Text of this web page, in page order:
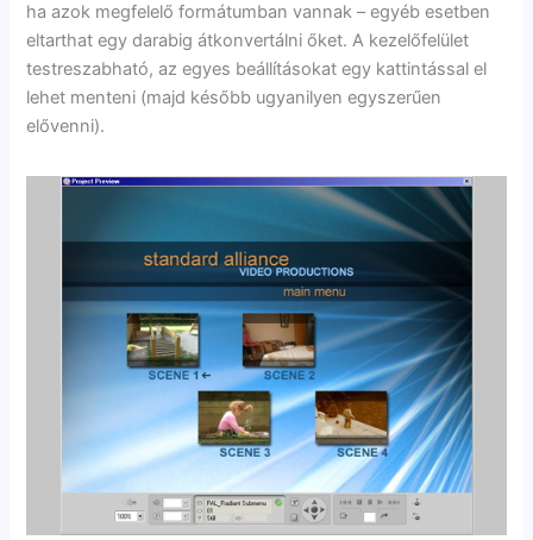
ha azok megfelelő formátumban vannak – egyéb esetben
eltarthat egy darabig átkonvertálni őket. A kezelőfelület
testreszabható, az egyes beállításokat egy kattintással el
lehet menteni (majd később ugyanilyen egyszerűen
elővenni).